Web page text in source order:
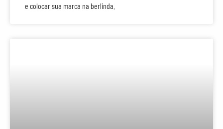
e colocar sua marca na berlinda.